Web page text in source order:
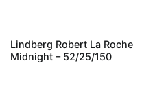
Lindberg Robert La Roche
Midnight – 52/25/150